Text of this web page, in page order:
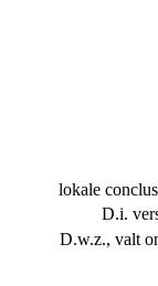
lokale
D.i.
D.w.z., valt